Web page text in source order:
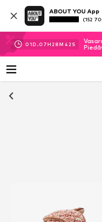
ABOUT YOU App
(152
01D.07H 28M 41 S